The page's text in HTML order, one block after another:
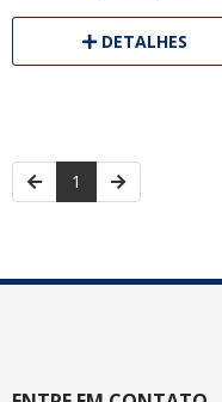
DETALHES
1